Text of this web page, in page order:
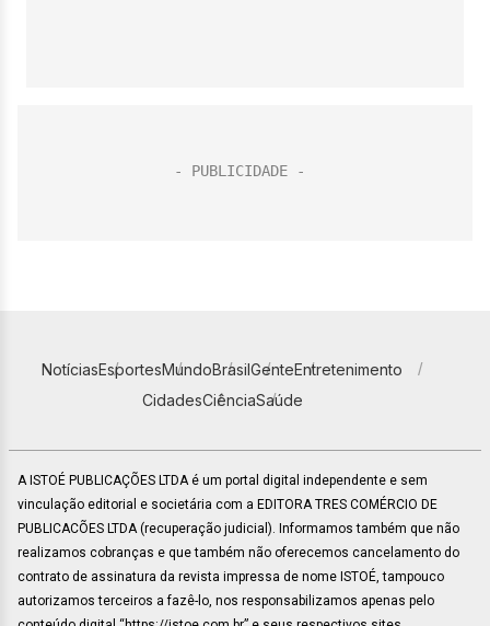
NotíciasEsportesMundoBrasilGenteEntretenimento
CidadesCiênciaSaúde
A ISTOÉ PUBLICAÇÕES LTDA é um portal digital independente e sem
vinculação editorial e societária com a EDITORA TRES COMÉRCIO DE
PUBLICACÕES LTDA (recuperação judicial). Informamos também que não
realizamos cobranças e que também não oferecemos cancelamento do
contrato de assinatura da revista impressa de nome ISTOÉ, tampouco
autorizamos terceiros a fazê-lo, nos responsabilizamos apenas pelo